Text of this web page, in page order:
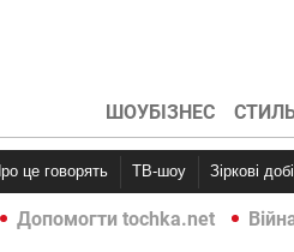
ШОУБІЗНЕС
Про це говорять ТВ-шоу Зіркові
Допомогти tochka.net